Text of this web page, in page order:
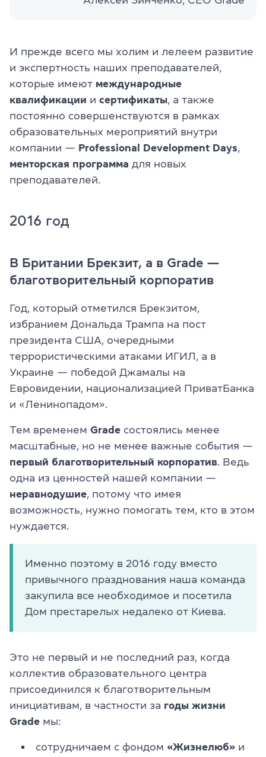
И прежде всего мы холим и лелеем развитие
и экспертность наших преподавателей,
которые имеют международные
квалификации и сертификаты, а также
постоянно совершенствуются в рамках
образовательных мероприятий внутри
компании — Professional Development Days,
менторская программа для новых
преподавателей.
2016 год
В Британии Брекзит, а в Grade —
благотворительный корпоратив
Год, который отметился Брекзитом,
избранием Дональда Трампа на пост
президента США, очередными
террористическими атаками ИГИЛ, а в
Украине — победой Джамалы на
Евровидении, национализацией ПриватБанка
и «Ленинопадом».
Тем временем Grade состоялись менее
масштабные, но не менее важные события —
первый благотворительный корпоратив. Ведь
одна из ценностей нашей компании —
неравнодушие, потому что имея
возможность, нужно помогать тем, кто в этом
нуждается.
Именно поэтому в 2016 году вместо
привычного празднования наша команда
закупила все необходимое и посетила
Дом престарелых недалеко от Киева.
Это не первый и не последний раз, когда
коллектив образовательного центра
присоединился к благотворительным
инициативам, в частности за годы жизни
Grade мы:
сотрудничаем с фондом «Жизнелюб» и